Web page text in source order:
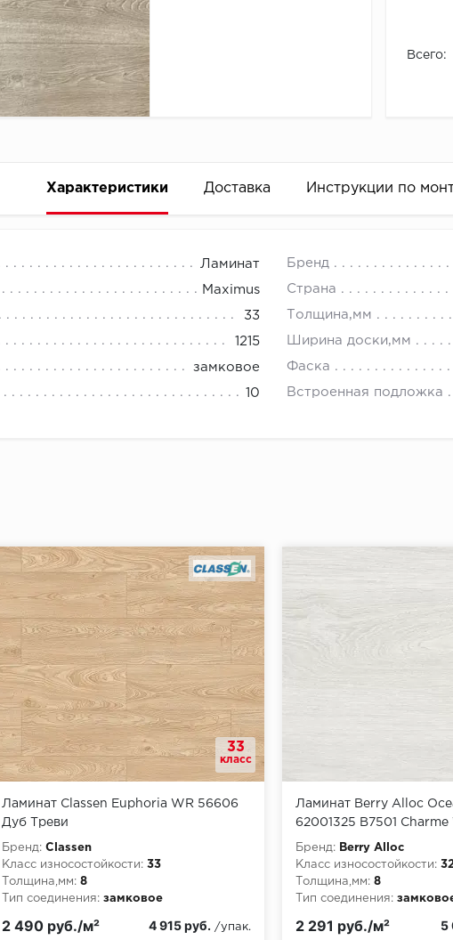
Всего:
Характеристики Доставка Инструкции по
Ламинат Бренд
Maximus Страна
33 Толщина,мм
1215 Ширина доски,мм
замковое Фаска
10 Встроенная подложка
33
класс
Ламинат Classen Euphoria WR 56606
Дуб Треви
Бренд: Classen
Класс износостойкости: 33
Толщина,мм: 8
Тип соединения: замковое
2 490 руб./м² 4 915 руб. /упак.
Ламинат Berry Alloc
62001325 B7501
Бренд:
Berry Alloc
Класс износостойкости:
Толщина,мм: 8
Тип соединения:
2 291 руб./м² 5